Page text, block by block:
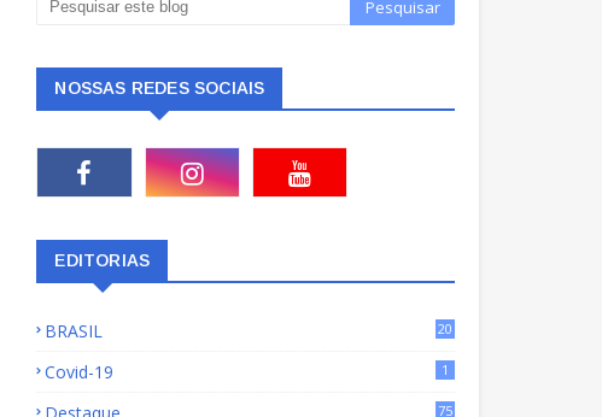
NOSSAS REDES SOCIAIS
EDITORIAS
BRASIL
20
Covid-19 1
75